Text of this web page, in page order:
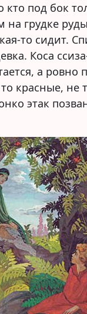
под бок
на грудке
то сидит.
Коса
а ровно
красные, не
этак